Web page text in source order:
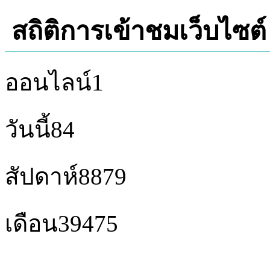
สถิติการเข้าชมเว็บไซต์
ออนไลน์1
วันนี้84
สัปดาห์8879
เดือน39475